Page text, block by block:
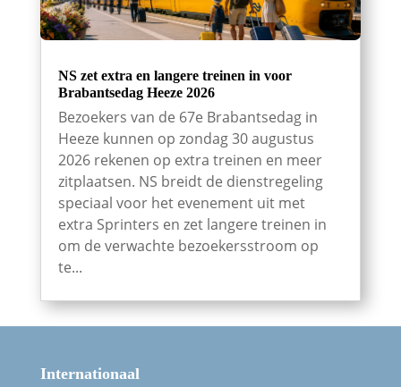
NS zet extra en langere treinen in voor
Brabantsedag Heeze 2026
Bezoekers van de 67e Brabantsedag in
Heeze kunnen op zondag 30 augustus
2026 rekenen op extra treinen en meer
zitplaatsen. NS breidt de dienstregeling
speciaal voor het evenement uit met
extra Sprinters en zet langere treinen in
om de verwachte bezoekersstroom op
te...
Internationaal